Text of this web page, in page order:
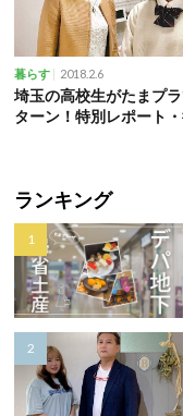
暮らす 2018.2.6
埼玉の高校生がたまプ
ターン！特別レポート
ランキング